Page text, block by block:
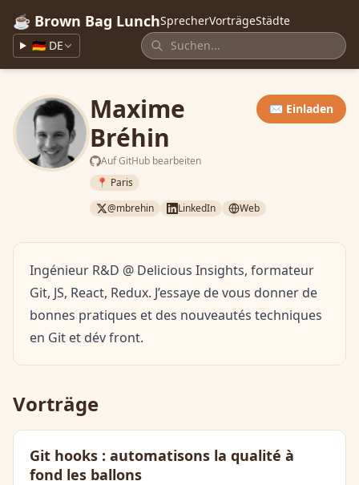
☕ Brown Bag LunchSprecherVorträgeStädte
🇩🇪 DE
Maxime
Bréhin
Auf GitHub bearbeiten
✉️ Einladen
📍 Paris
@mbrehin
LinkedIn Web
Ingénieur R&D @ Delicious Insights, formateur
Git, JS, React, Redux. J’essaye de vous donner de
bonnes pratiques et des nouveautés techniques
en Git et dév front.
Vorträge
Git hooks : automatisons la qualité à
fond les ballons